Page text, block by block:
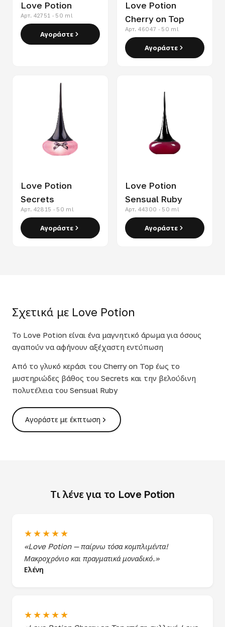
Love Potion
Арт. 42751 · 50 ml
Αγοράστε
Love Potion
Cherry on Top
Арт. 46047 · 50 ml
Αγοράστε
Love Potion
Secrets
Арт. 42815 · 50 ml
Αγοράστε
Love Potion
Sensual Ruby
Арт. 44300 · 50 ml
Αγοράστε
Σχετικά με Love Potion
Το Love Potion είναι ένα μαγνητικό άρωμα για όσους
αγαπούν να αφήνουν αξέχαστη εντύπωση
Από το γλυκό κεράσι του Cherry on Top έως το
μυστηριώδες βάθος του Secrets και την βελούδινη
πολυτέλεια του Sensual Ruby
Αγοράστε με έκπτωση
Τι λένε για το Love Potion
★★★★★
«Love Potion — παίρνω τόσα κομπλιμέντα!
Μακροχρόνιο και πραγματικά μοναδικό.»
Ελένη
★★★★★